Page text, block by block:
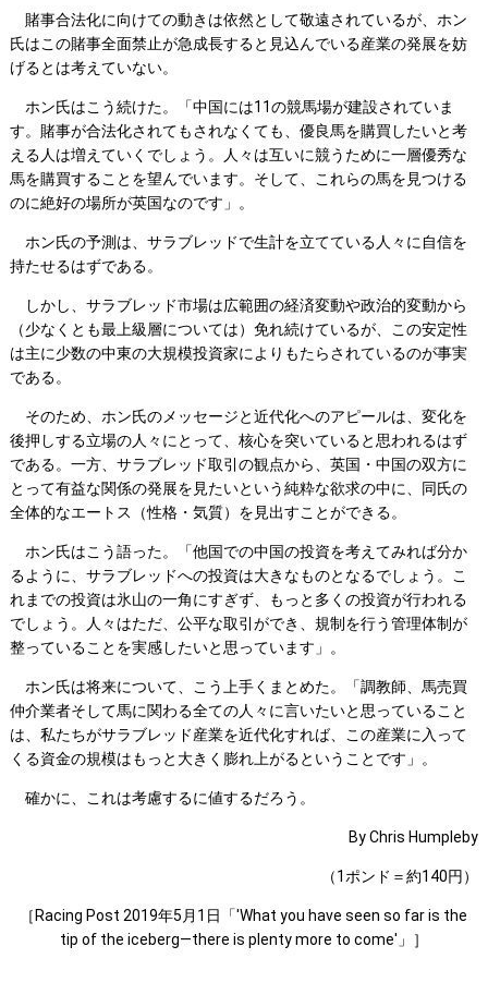
賭事合法化に向けての動きは依然として敬遠されているが、ホン
氏はこの賭事全面禁止が急成長すると見込んでいる産業の発展を妨
げるとは考えていない。
ホン氏はこう続けた。「中国には11の競馬場が建設されていま
す。賭事が合法化されてもされなくても、優良馬を購買したいと考
える人は増えていくでしょう。人々は互いに競うために一層優秀な
馬を購買することを望んでいます。そして、これらの馬を見つける
のに絶好の場所が英国なのです」。
ホン氏の予測は、サラブレッドで生計を立てている人々に自信を
持たせるはずである。
しかし、サラブレッド市場は広範囲の経済変動や政治的変動から
（少なくとも最上級層については）免れ続けているが、この安定性
は主に少数の中東の大規模投資家によりもたらされているのが事実
である。
そのため、ホン氏のメッセージと近代化へのアピールは、変化を
後押しする立場の人々にとって、核心を突いていると思われるはず
である。一方、サラブレッド取引の観点から、英国・中国の双方に
とって有益な関係の発展を見たいという純粋な欲求の中に、同氏の
全体的なエートス（性格・気質）を見出すことができる。
ホン氏はこう語った。「他国での中国の投資を考えてみれば分か
るように、サラブレッドへの投資は大きなものとなるでしょう。こ
れまでの投資は氷山の一角にすぎず、もっと多くの投資が行われる
でしょう。人々はただ、公平な取引ができ、規制を行う管理体制が
整っていることを実感したいと思っています」。
ホン氏は将来について、こう上手くまとめた。「調教師、馬売買
仲介業者そして馬に関わる全ての人々に言いたいと思っていること
は、私たちがサラブレッド産業を近代化すれば、この産業に入って
くる資金の規模はもっと大きく膨れ上がるということです」。
確かに、これは考慮するに値するだろう。
By Chris Humpleby
（1ポンド＝約140円）
［Racing Post 2019年5月1日「'What you have seen so far is the
tip of the iceberg―there is plenty more to come'」］